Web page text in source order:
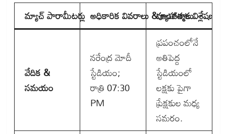
మ్యాచ్ పారామీటర్లు అధికారిక వివరాలు & అంచనాలు
వ్యూహాత్మక
వేదిక &
సమయం
నరేంద్ర మోదీ
స్టేడియం;
రాత్రి 07:30
PM
ప్రపంచంలోనే
అతిపెద్ద
స్టేడియంలో
లక్షకు పైగా
ప్రేక్షకుల మధ్య
సమరం.